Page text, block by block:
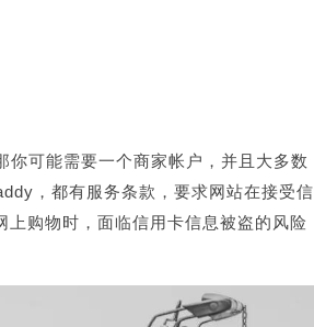
可能需要一个商家帐户，并且大多数
，都有服务条款，要求网站在接受信
购物时，面临信用卡信息被盗的风险